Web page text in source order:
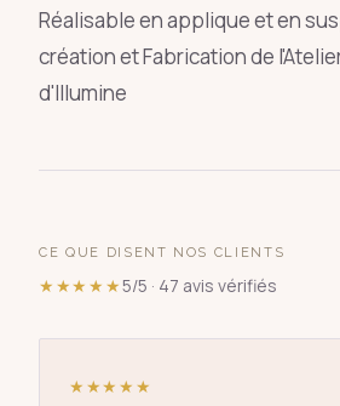
Réalisable en applique et en
création et Fabrication de
d'Illumine
CE QUE DISENT NOS CLIENTS
★★★★★5/5 · 47 avis vérifiés
★★★★★